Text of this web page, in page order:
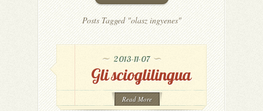
Posts Tagged "olasz ingyenes"
2013-11-07
Gli scioglilingua
Read More